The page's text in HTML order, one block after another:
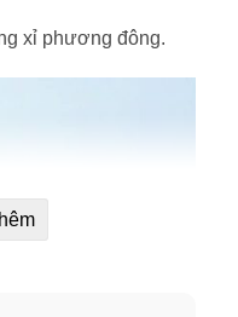
xỉ phương đông.